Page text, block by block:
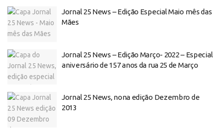
Jornal 25 News – Edição Especial Maio mês das
Mães
Jornal 25 News – Edição Março- 2022 – Especial
aniversário de 157 anos da rua 25 de Março
Jornal 25 News, nona edição Dezembro de
2013